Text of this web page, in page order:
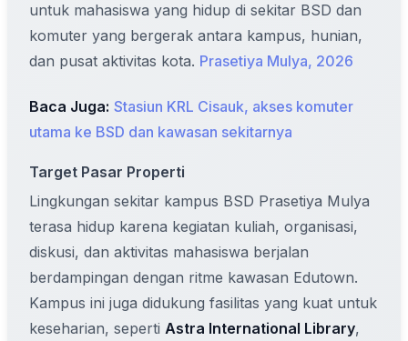
untuk mahasiswa yang hidup di sekitar BSD dan
komuter yang bergerak antara kampus, hunian,
dan pusat aktivitas kota. Prasetiya Mulya, 2026
Baca Juga: Stasiun KRL Cisauk, akses komuter
utama ke BSD dan kawasan sekitarnya
Target Pasar Properti
Lingkungan sekitar kampus BSD Prasetiya Mulya
terasa hidup karena kegiatan kuliah, organisasi,
diskusi, dan aktivitas mahasiswa berjalan
berdampingan dengan ritme kawasan Edutown.
Kampus ini juga didukung fasilitas yang kuat untuk
keseharian, seperti Astra International Library,